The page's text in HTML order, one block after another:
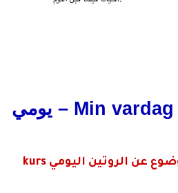
الموضوع الأول: Min vardag – يومي
(الكلمة المفتاحية: موضوع عن الروتين اليومي kurs